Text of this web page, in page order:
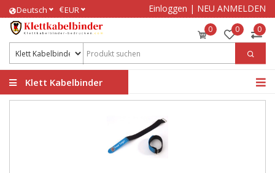
Deutsch €EUR Einloggen | NEU ANMELDEN
0 0 0
Klett Kabelbinder